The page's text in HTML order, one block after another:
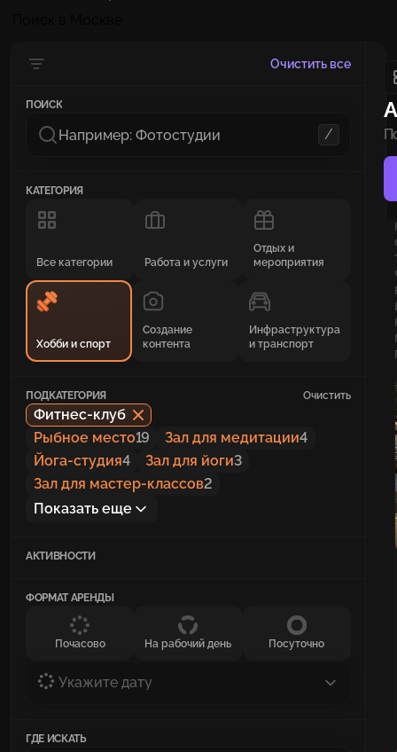
Очистить все
ПОИСК
/
КАТЕГОРИЯ
Все категории Работа и услуги
Отдых и
мероприятия
Хобби и спорт
Создание
контента
Инфраструктура
и транспорт
ПОДКАТЕГОРИЯ Очистить
Фитнес-клуб
Рыбное место19 Зал для медитации4
Йога-студия4 Зал для йоги3
Зал для мастер-классов2
Показать еще
АКТИВНОСТИ
ФОРМАТ АРЕНДЫ
Почасово На рабочий день Посуточно
Укажите дату
ГДЕ ИСКАТЬ